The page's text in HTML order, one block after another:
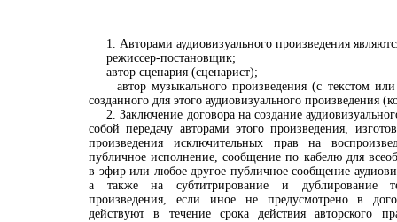
1. Авторами аудиовизуального произведения
режиссер-постановщик;
автор сценария (сценарист);
автор музыкального произведения (с текстом или
созданного для этого аудиовизуального произведения
2. Заключение договора на создание
собой передачу авторами этого произведения,
произведения исключительных прав на
публичное исполнение, сообщение по кабелю для
в эфир или любое другое публичное сообщение
а также на субтитрирование и дублирование
произведения, если иное не предусмотрено в
действуют в течение срока действия авторского